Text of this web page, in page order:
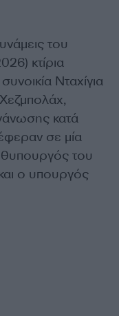
του
κτίρια
Νταχίγια
κατά
σε μία
του
ο υπουργός